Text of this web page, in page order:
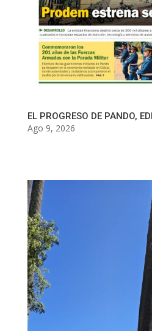
EL PROGRESO DE PANDO,
Ago 9, 2026